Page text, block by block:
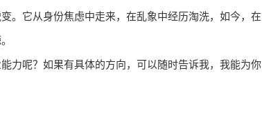
它从身份焦虑中走来，在乱象中经历淘洗，如今，在
呢？如果有具体的方向，可以随时告诉我，我能为你